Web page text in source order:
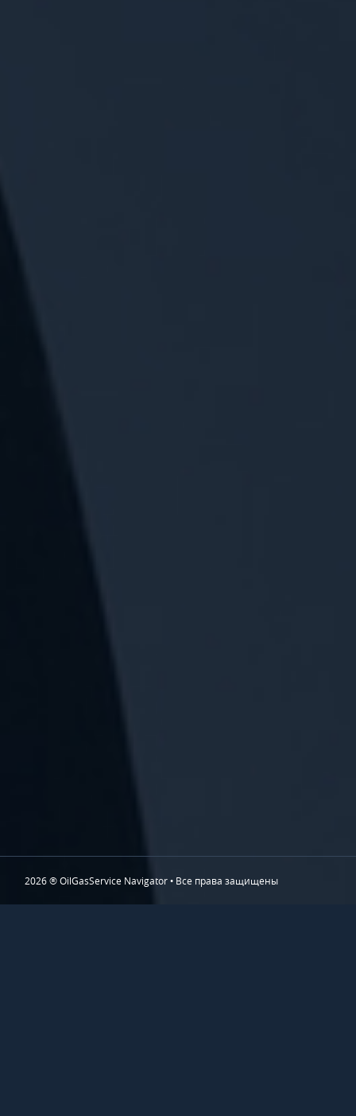
2026 ® OilGasService Navigator • Все права защищены